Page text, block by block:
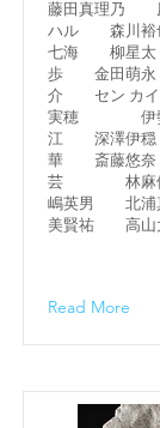
藤田真理乃
ハル 森川
七海 柳星
歩 金田萌
介 セン カ
実穂 伊勢
江 深澤伊
華 斎藤悠
芸 林麻
嶋英男 北
美賢祐 高
Read More